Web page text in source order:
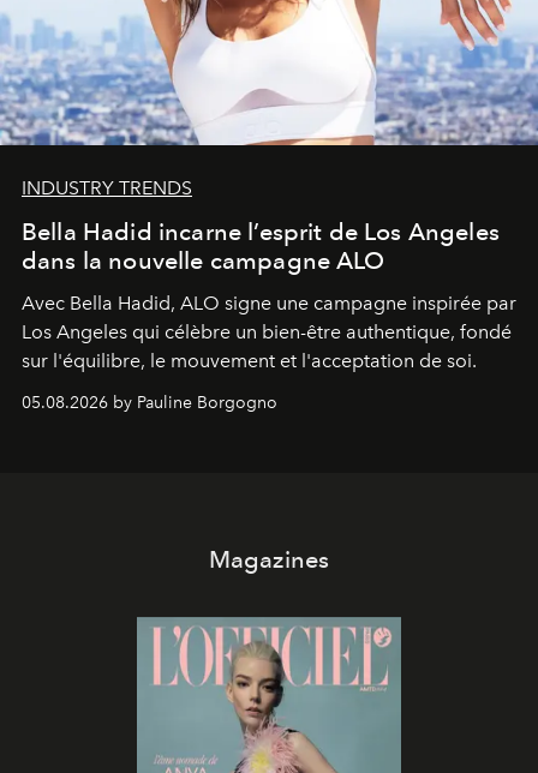
INDUSTRY TRENDS
Bella Hadid incarne l’esprit de Los Angeles
dans la nouvelle campagne ALO
Avec Bella Hadid, ALO signe une campagne inspirée par
Los Angeles qui célèbre un bien-être authentique, fondé
sur l'équilibre, le mouvement et l'acceptation de soi.
05.08.2026 by Pauline Borgogno
Magazines